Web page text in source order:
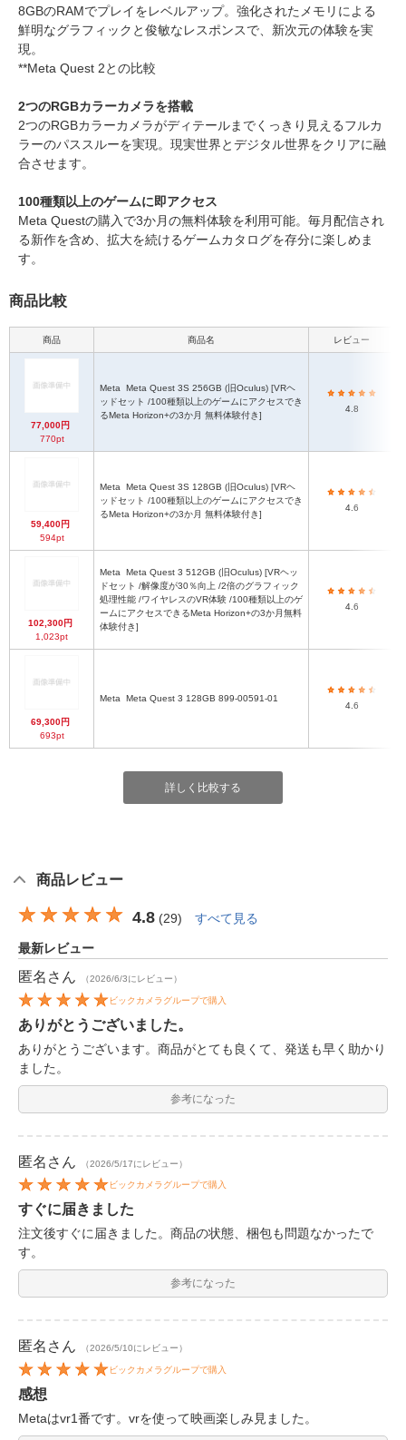
8GBのRAMでプレイをレベルアップ。強化されたメモリによる
鮮明なグラフィックと俊敏なレスポンスで、新次元の体験を実
現。
**Meta Quest 2との比較
2つのRGBカラーカメラを搭載
2つのRGBカラーカメラがディテールまでくっきり見えるフルカ
ラーのパススルーを実現。現実世界とデジタル世界をクリアに融
合させます。
100種類以上のゲームに即アクセス
Meta Questの購入で3か月の無料体験を利用可能。毎月配信され
る新作を含め、拡大を続けるゲームカタログを存分に楽しめま
す。
商品比較
商品 商品名 レビュー
77,000円
770pt
Meta
ッドセット /100種類以上のゲームにアクセスでき
るMeta Horizon+の3か月 無料体験付き]
4.8
59,400円
594pt
Meta
ッドセット /100種類以上のゲームにアクセスでき
るMeta Horizon+の3か月 無料体験付き]
4.6
102,300円
1,023pt
Meta
ドセット /解像度が30％向上 /2倍のグラフィック
処理性能 /ワイヤレスのVR体験 /100種類以上のゲ
ームにアクセスできるMeta Horizon+の3か月無料
体験付き]
4.6
69,300円
693pt
Meta Meta Quest 3 128GB 899-00591-01
4.6
詳しく比較する
商品レビュー
4.8 (29) すべて見る
最新レビュー
匿名 さん （2026/6/3にレビュー）
ビックカメラグループで購入
ありがとうございました。
ありがとうございます。商品がとても良くて、発送も早く助かり
ました。
参考になった
匿名 さん （2026/5/17にレビュー）
ビックカメラグループで購入
すぐに届きました
注文後すぐに届きました。商品の状態、梱包も問題なかったで
す。
参考になった
匿名 さん （2026/5/10にレビュー）
ビックカメラグループで購入
感想
Metaはvr1番です。vrを使って映画楽しみ見ました。